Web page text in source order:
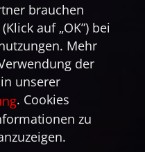
brauchen
auf „OK”) bei
Mehr
der
unserer
. Cookies
zu